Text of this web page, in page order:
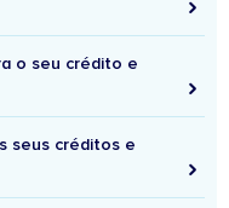
o seu crédito e
seus créditos e